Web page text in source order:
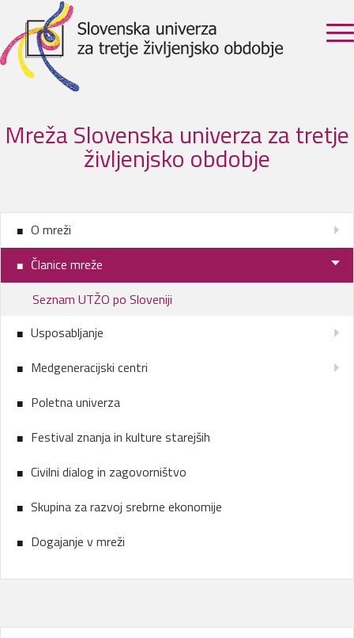
Mreža Slovenska univerza za tretje
življenjsko obdobje
O mreži
Članice mreže
Seznam UTŽO po Sloveniji
Usposabljanje
Medgeneracijski centri
Poletna univerza
Festival znanja in kulture starejših
Civilni dialog in zagovorništvo
Skupina za razvoj srebrne ekonomije
Dogajanje v mreži